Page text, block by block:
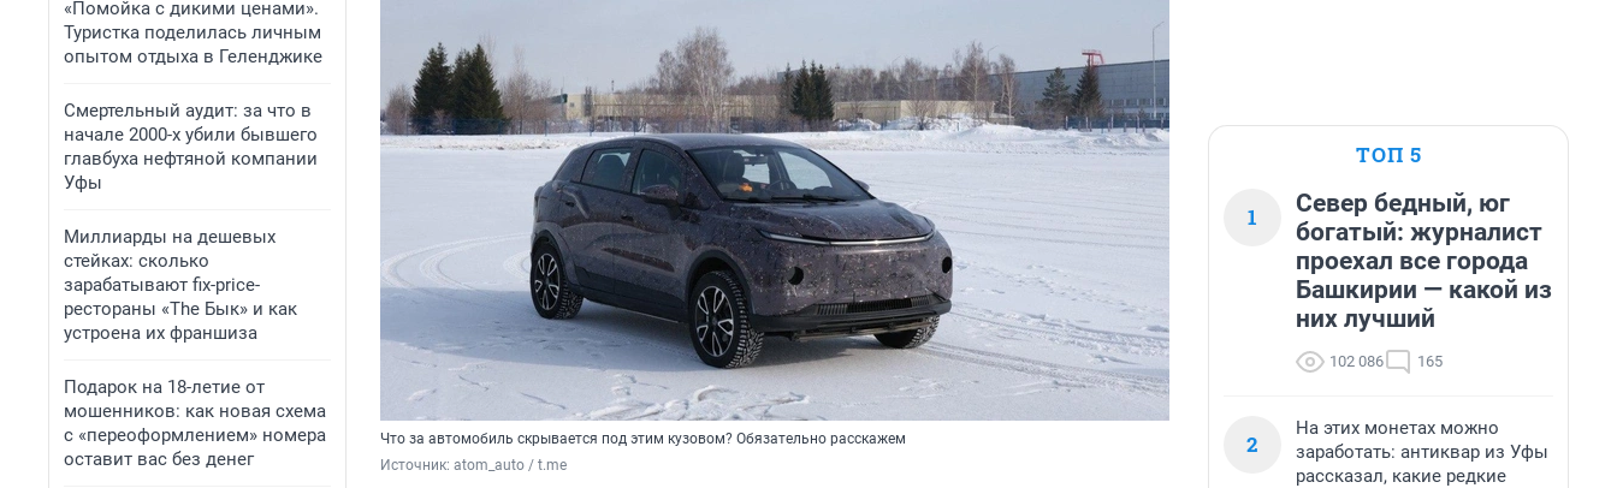
«Помойка с дикими ценами».
Туристка поделилась личным
опытом отдыха в Геленджике
Смертельный аудит: за что в
начале 2000-х убили бывшего
главбуха нефтяной компании
Уфы
Миллиарды на дешевых
стейках: сколько
зарабатывают fix-price-
рестораны «The Бык» и как
устроена их франшиза
Подарок на 18-летие от
мошенников: как новая схема
с «переоформлением» номера
оставит вас без денег
Что за автомобиль скрывается под этим кузовом? Обязательно расскажем
Источник: atom_auto / t.me
ТОП 5
1
Север бедный, юг
богатый: журналист
проехал все города
Башкирии — какой из
них лучший
102 086 165
2
На этих монетах можно
заработать: антиквар из Уфы
рассказал, какие редкие